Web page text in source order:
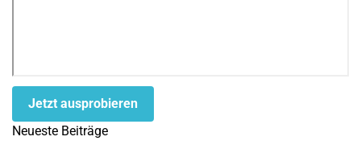
Jetzt ausprobieren
Neueste Beiträge